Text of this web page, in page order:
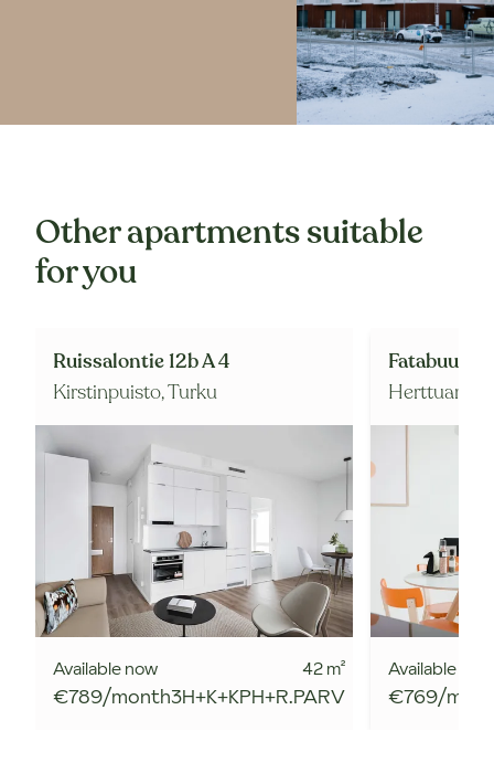
Other apartments suitable
for you
Ruissalontie 12b A 4
Kirstinpuisto,Turku
Available now
€789/month
42m²
3H+K+KPH+R.PARV
Available now
€769/